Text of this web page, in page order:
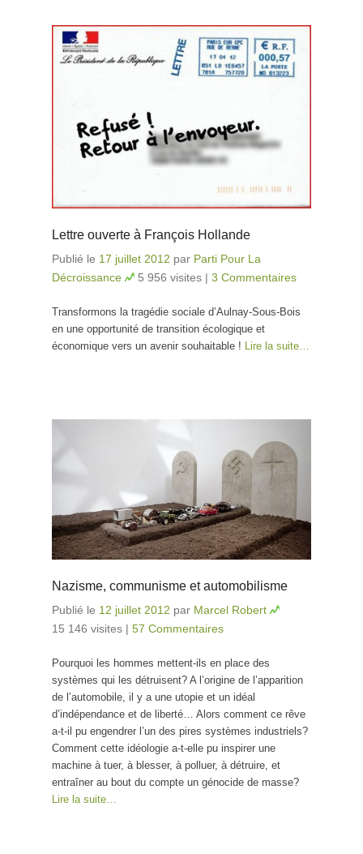
Lettre ouverte à François Hollande
Publié le 17 juillet 2012 par Parti Pour La
Décroissance
5 956 visites | 3 Commentaires
Transformons la tragédie sociale d’Aulnay-Sous-Bois
en une opportunité de transition écologique et
économique vers un avenir souhaitable ! Lire la suite…
Nazisme, communisme et automobilisme
Publié le 12 juillet 2012 par Marcel Robert
15 146 visites | 57 Commentaires
Pourquoi les hommes mettent-ils en place des
systèmes qui les détruisent? A l’origine de l’apparition
de l’automobile, il y a une utopie et un idéal
d’indépendance et de liberté… Alors comment ce rêve
a-t-il pu engendrer l’un des pires systèmes industriels?
Comment cette idéologie a-t-elle pu inspirer une
machine à tuer, à blesser, à polluer, à détruire, et
entraîner au bout du compte un génocide de masse?
Lire la suite…